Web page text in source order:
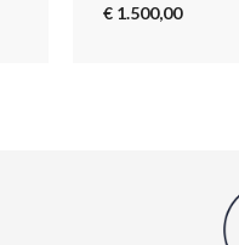
€ 1.500,00